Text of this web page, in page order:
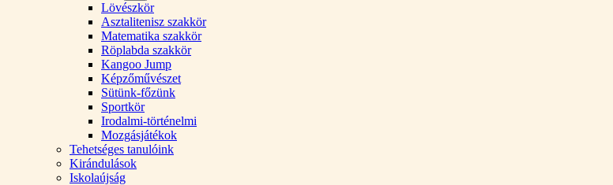
Lövészkör
Asztalitenisz szakkör
Matematika szakkör
Röplabda szakkör
Kangoo Jump
Képzőművészet
Sütünk-főzünk
Sportkör
Irodalmi-történelmi
Mozgásjátékok
Tehetséges tanulóink
Kirándulások
Iskolaújság